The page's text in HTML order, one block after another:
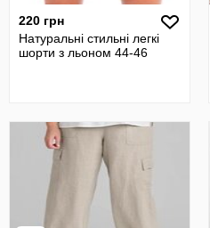
220 грн
Натуральні стильні легкі
шорти з льоном 44-46